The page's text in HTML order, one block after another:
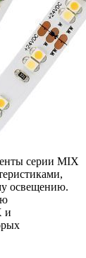
серии MIX
освещению.
и